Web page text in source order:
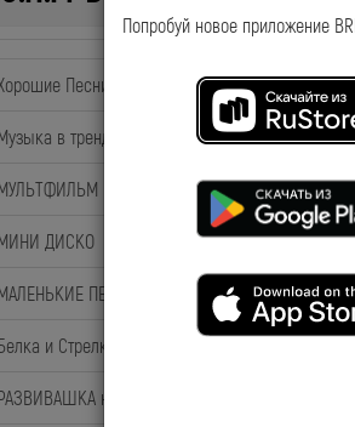
Попробуй новое приложение
Песни
в тренде
на BABY TIME
ДИСКО
ПЕСНИ
и Стрелка
на BABY TIME